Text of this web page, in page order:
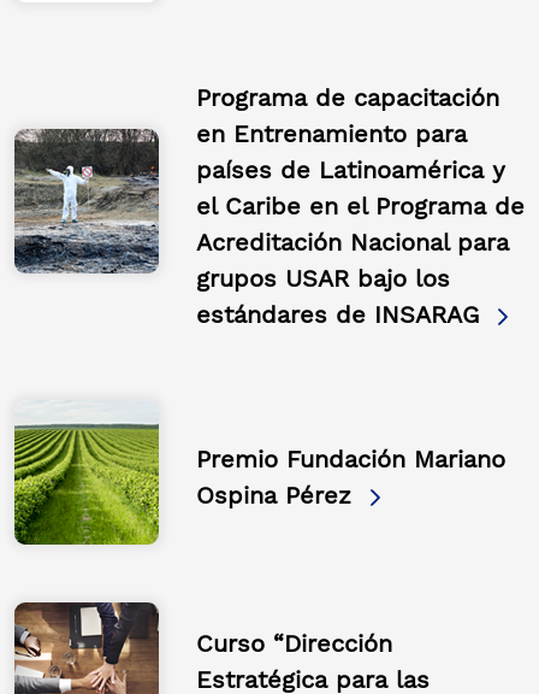
Programa de capacitación
en Entrenamiento para
países de Latinoamérica y
el Caribe en el Programa de
Acreditación Nacional para
grupos USAR bajo los
estándares de INSARAG
Premio Fundación Mariano
Ospina Pérez
Curso “Dirección
Estratégica para las